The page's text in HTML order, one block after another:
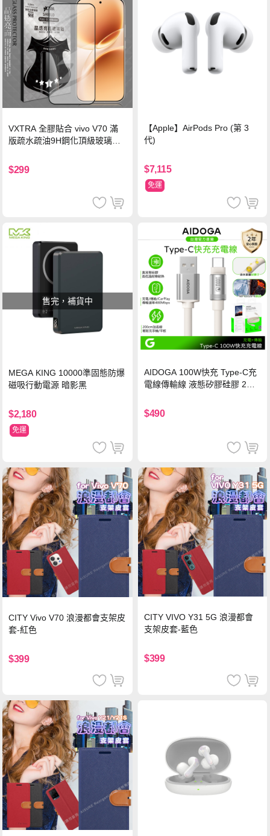
VXTRA 全膠貼合 vivo V70 滿
版疏水疏油9H鋼化頂級玻璃貼
$299
【Apple】AirPods Pro (第 3
代)
$7,115
免運
售完，補貨中
MEGA KING 10000準固態防爆
磁吸行動電源 暗影黑
$2,180
免運
AIDOGA 100W快充 Type-C充
電線傳輸線 液態矽膠硅膠 2M
$490
CITY Vivo V70 浪漫都會支架皮
套-紅色
$399
CITY VIVO Y31 5G 浪漫都會
支架皮套-藍色
$399